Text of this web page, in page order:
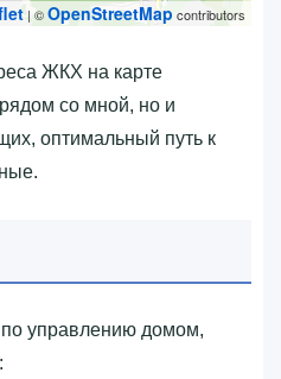
| ©OpenStreetMap contributors
ЖКХ на карте
со мной, но и
оптимальный путь к
управлению домом,